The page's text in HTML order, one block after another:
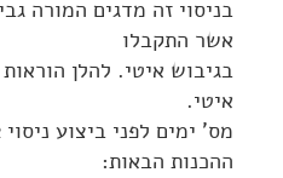
בניסוי זה מדגים המורה
אשר התקבלו
בגיבוש איטי. להלן
איטי.
ההכנות הבאות: